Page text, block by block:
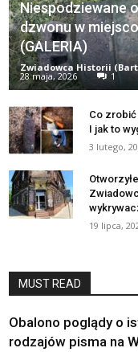
Niespodziewane
dzwonu w
(GALERIA)
Zwiadowca Historii
28 maja, 2026 1
Co
I jak to
3 lutego,
19 lipca,
MUST READ
Obalono poglądy o
rodzajów pisma na